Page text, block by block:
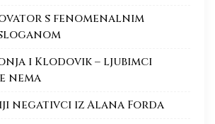
s fenomenalnim
i Klodovik – ljubimci
nema
negativci iz Alana Forda